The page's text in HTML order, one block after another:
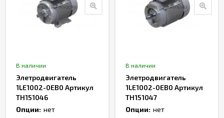
В наличии
Элетродвигатель
1LE1002-0ЕB0 Артикул
TH151046
Опции: нет
В наличии
Элетродвигатель
1LE1002-0ЕB0 Артикул
TH151047
Опции: нет